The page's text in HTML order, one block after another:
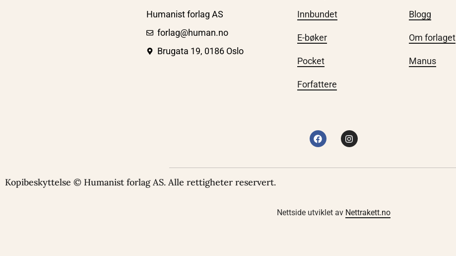
Humanist forlag AS
forlag@human.no
Brugata 19, 0186 Oslo
Innbundet
E-bøker
Pocket
Forfattere
Blogg
Om forlaget
Manus
Kopibeskyttelse © Humanist forlag AS. Alle rettigheter reservert.
Nettside utviklet av Nettrakett.no